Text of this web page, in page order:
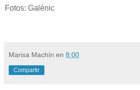
Fotos: Galénic
Marisa Machín en 8:00
Compartir